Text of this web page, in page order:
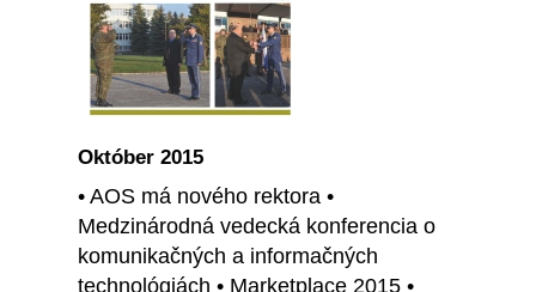
Október 2015
• AOS má nového rektora •
Medzinárodná vedecká konferencia o
komunikačných a informačných
technológiách • Marketplace 2015 •